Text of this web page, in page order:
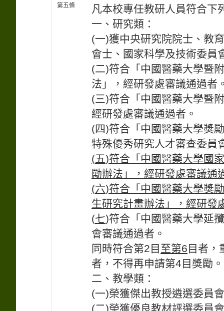
第五條
凡本校專任教研人員符合下
一、研究類：
(一)獲中央研究院院士、教
會士、國家科學及技術委員
(二)符合「中國醫藥大學暨
法」，經研發處審議通過者
(三)符合「中國醫藥大學暨
經研發處審議通過者。
(四)符合「中國醫藥大學獎
特殊優秀研究人才審查委員
(五)符合「中國醫藥大學國
勵辦法」，經研發處審議通
(六)符合「中國醫藥大學獎
生研究計畫辦法」，經研發
(七)符合「中國醫藥大學延
會審議通過者。
同時符合第2目 至第6 目者，
者，不得再申請第4目獎勵。
二、教學類：
(一)榮獲傑出教授遴選委員
(二)榮獲優良教材評選委員